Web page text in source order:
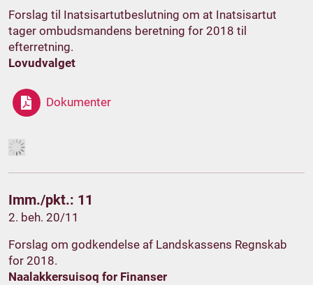
Forslag til Inatsisartutbeslutning om at Inatsisartut
tager ombudsmandens beretning for 2018 til
efterretning.
Lovudvalget
Dokumenter
Imm./pkt.: 11
2. beh. 20/11
Forslag om godkendelse af Landskassens Regnskab
for 2018.
Naalakkersuisoq for Finanser